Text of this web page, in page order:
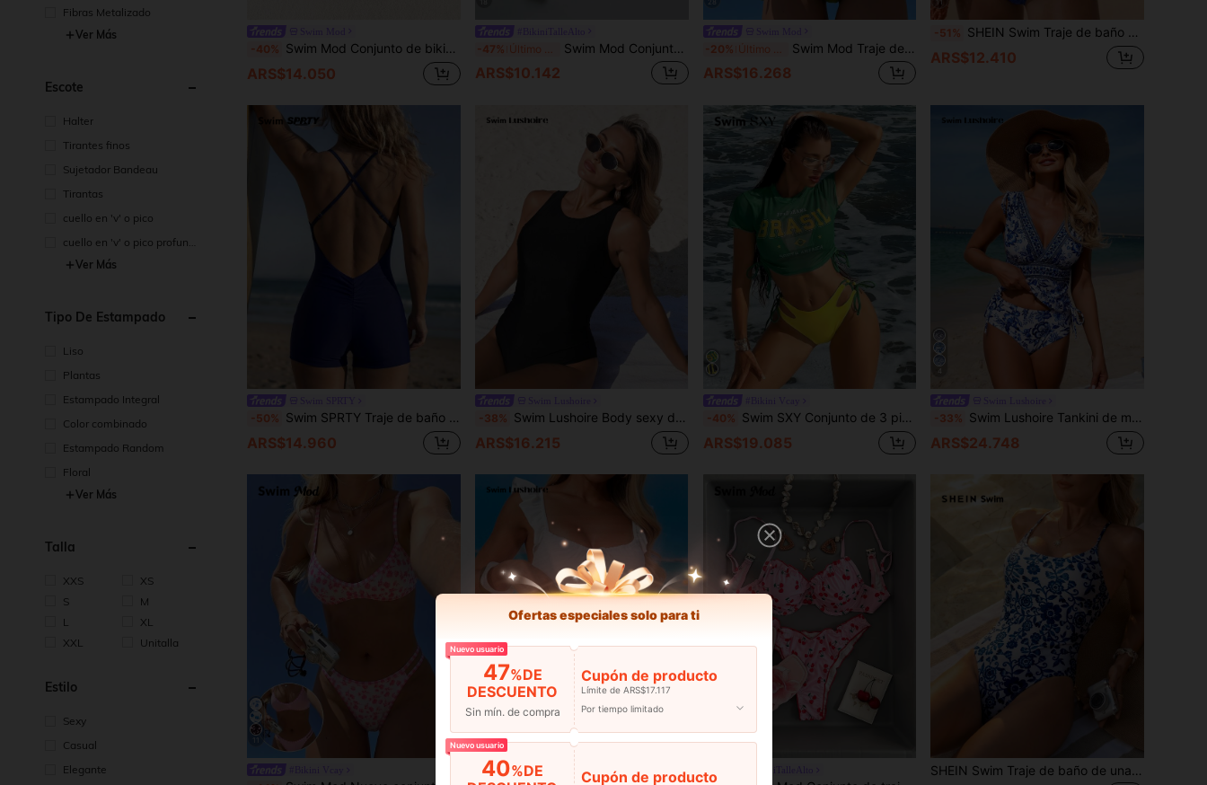
Fibras Metalizado
Ver Más
Escote
Halter
Tirantes finos
Sujetador Bandeau
Tirantas
cuello en 'v' o pico
cuello en 'v' o pico profund
Ver Más
Tipo De Estampado
Liso
Plantas
Estampado Integral
Color combinado
Estampado Random
Floral
Ver Más
Talla
XXS
XS
S
M
L
XL
XXL
Unitalla
Estilo
Sexy
Casual
Elegante
-40% Swim Mod Conjunto de bikini sexy con estampado floral aleatorio para mujeres, para playa, resort y fiesta, moda de verano
ARS$14.050
-47% Swim Mod Conjunto de bikini con lunares marrones lindos para vacaciones de primavera/verano
ARS$10.142
-20% Swim Mod Traje de baño para mujer, conjunto de bikini de dos piezas con cuello de halter, volantes y lazo en unicolor para el verano
ARS$16.268
-51% SHEIN Swim Traje de baño de una pieza con estampado todo sobre para vacaciones en la playa
ARS$12.410
-50% Swim SPRTY Traje de baño de una pieza con espalda descubierta y cruzado en la espalda para mujer. Esta colección es ideal para vacaciones, playas, picnics de té de la tarde, festivales de música, fiestas, citas, uso diario, ropa casual, deportes al aire libre, viajes por carretera y diversas otras ocasiones. Traje de baño de una pieza de color azul marino
ARS$14.960
-38% Swim Lushoire Body sexy de mujer con cuello redondo, espalda descubierta y diseño de malla calada
ARS$16.215
-40% Swim SXY Conjunto de 3 piezas de traje de baño para mujer con top de tankini de estilo deportivo en unicolor con tirantes y escote calado, shorts de natación con cordón y pareo con estampado de bandera de Brasil, adecuado para vacaciones en la playa
ARS$19.085
-33% Swim Lushoire Tankini de mujer con estampado aleatorio azul, cuello en V sin mangas, con Bottom de cintura alta con cordón, hecho de tela de traje de baño, bañador corto casual
ARS$24.748
Swim Lushoire
4
SHEIN Swim Traje de baño de una pieza, estampado aleatorio (derechos de autor adquiridos) Traje de baño de una pieza Traje de baño azul
Ofertas especiales solo para ti
Nuevo usuario
47%DE
DESCUENTO
Sin mín. de compra
Cupón de producto
Límite de ARS$17.117
Por tiempo limitado
Nuevo usuario
40%DE
Cupón de producto